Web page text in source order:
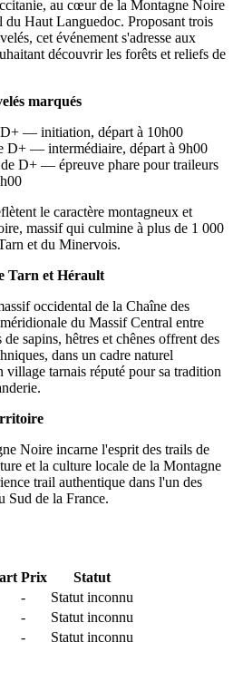
au cœur de la Montagne Noire
du Haut Languedoc. Proposant trois
cet événement s'adresse aux
découvrir les forêts et reliefs de
marqués
— initiation, départ à 10h00
D+ — intermédiaire, départ à 9h00
D+ — épreuve phare pour traileurs
le caractère montagneux et
massif qui culmine à plus de 1 000
et du Minervois.
Tarn et Hérault
occidental de la Chaîne des
du Massif Central entre
sapins, hêtres et chênes offrent des
dans un cadre naturel
tarnais réputé pour sa tradition
Noire incarne l'esprit des trails de
et la culture locale de la Montagne
trail authentique dans l'un des
Sud de la France.
Prix
Statut
-
Statut inconnu
-
Statut inconnu
- Statut inconnu